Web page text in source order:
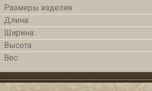
Размеры изделия
Длина:
Ширина:
Высота:
Вес: